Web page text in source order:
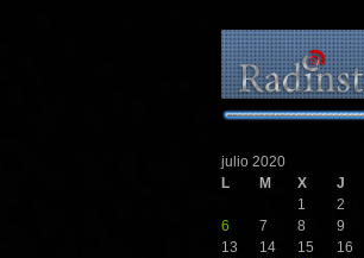
julio 2020
L
M X J
1
2
6
7 8 9
13
14 15 16